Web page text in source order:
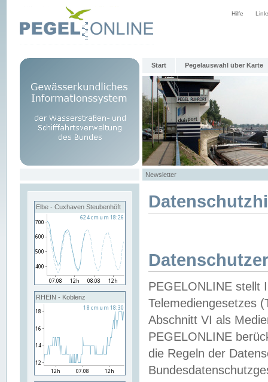
Hilfe
Start Pegelauswahl über Karte
Newsletter
Elbe - Cuxhaven Steubenhöft
RHEIN - Koblenz
PEGELONLINE stellt
Telemediengesetzes
Abschnitt VI als
PEGELONLINE
die Regeln der